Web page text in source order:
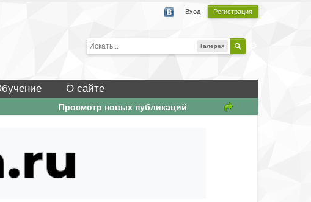
Вход Регистрация
Галерея
О сайте
Просмотр новых публикаций